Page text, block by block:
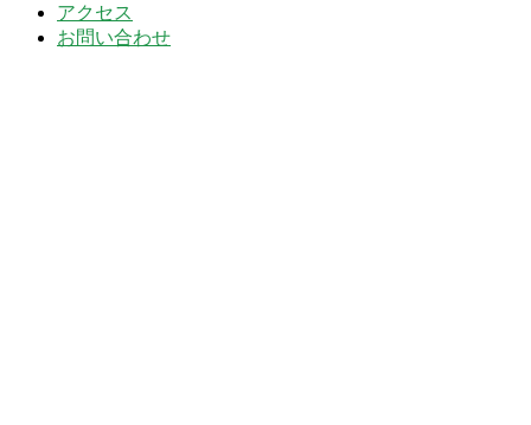
アクセス
お問い合わせ